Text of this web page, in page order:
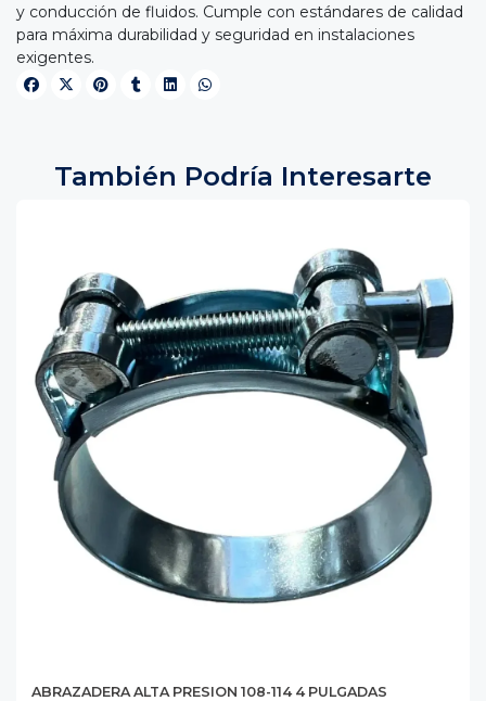
y conducción de fluidos. Cumple con estándares de calidad
para máxima durabilidad y seguridad en instalaciones
exigentes.
También Podría Interesarte
ABRAZADERA ALTA PRESION 108-114 4 PULGADAS